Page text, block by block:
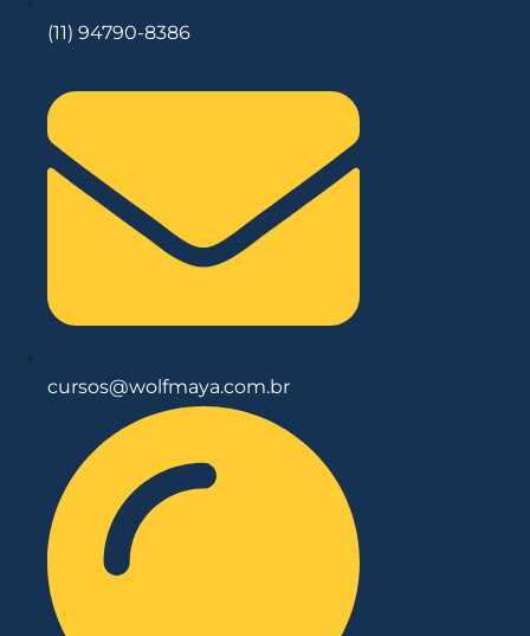
(11) 94790-8386
cursos@wolfmaya.com.br